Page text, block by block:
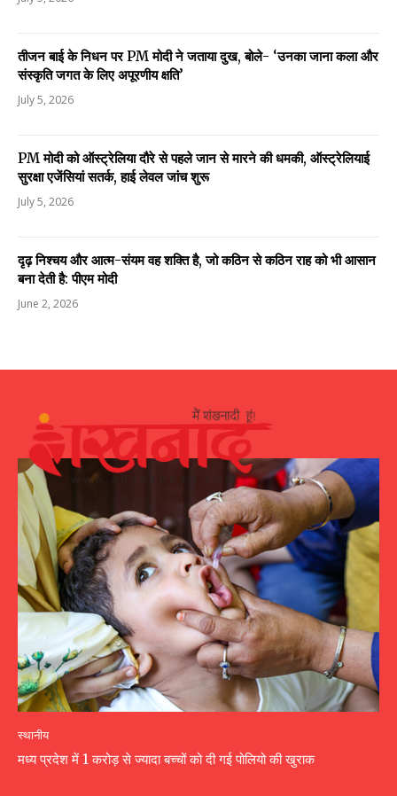
तीजन बाई के निधन पर PM मोदी ने जताया दुख, बोले- ‘उनका जाना कला और
संस्कृति जगत के लिए अपूरणीय क्षति’
July 5, 2026
PM मोदी को ऑस्ट्रेलिया दौरे से पहले जान से मारने की धमकी, ऑस्ट्रेलियाई
सुरक्षा एजेंसियां सतर्क, हाई लेवल जांच शुरू
July 5, 2026
दृढ़ निश्चय और आत्म-संयम वह शक्ति है, जो कठिन से कठिन राह को भी आसान
बना देती है: पीएम मोदी
June 2, 2026
स्थानीय
मध्य प्रदेश में 1 करोड़ से ज्यादा बच्चों को दी गई पोलियो की खुराक